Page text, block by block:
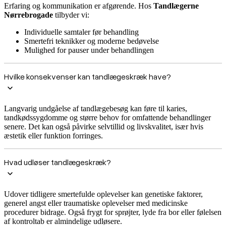
Erfaring og kommunikation er afgørende. Hos Tandlægerne
Nørrebrogade tilbyder vi:
Individuelle samtaler før behandling
Smertefri teknikker og moderne bedøvelse
Mulighed for pauser under behandlingen
Hvilke konsekvenser kan tandlægeskræk have?
Langvarig undgåelse af tandlægebesøg kan føre til karies,
tandkødssygdomme og større behov for omfattende behandlinger
senere. Det kan også påvirke selvtillid og livskvalitet, især hvis
æstetik eller funktion forringes.
Hvad udløser tandlægeskræk?
Udover tidligere smertefulde oplevelser kan genetiske faktorer,
generel angst eller traumatiske oplevelser med medicinske
procedurer bidrage. Også frygt for sprøjter, lyde fra bor eller følelsen
af kontroltab er almindelige udløsere.